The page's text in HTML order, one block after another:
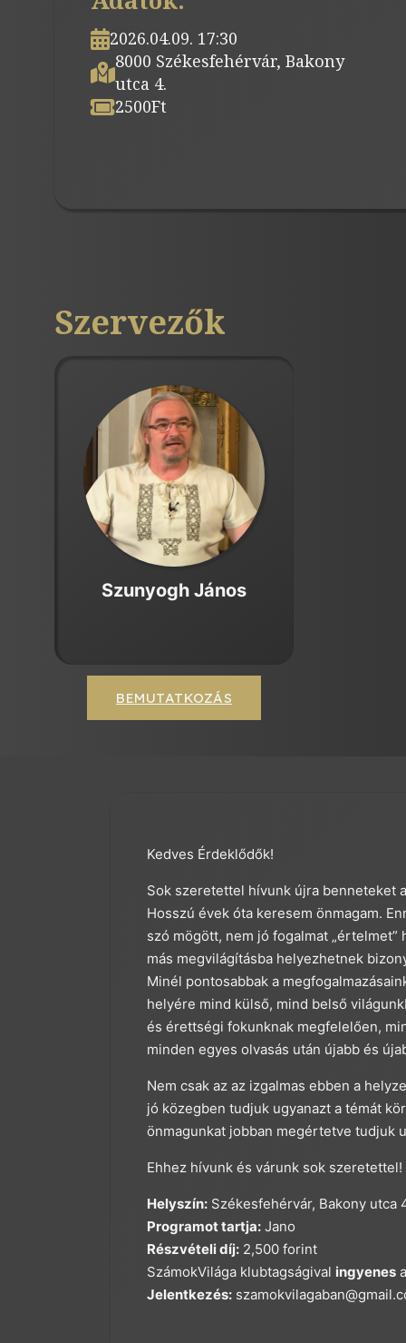
2026.04.09. 17:30
8000 Székesfehérvár, Bakony
utca 4.
2500Ft
Szervezők
Szunyogh János
BEMUTATKOZÁS
Kedves Érdeklődők!
Sok szeretettel hívunk újra benneteket
Hosszú évek óta keresem önmagam.
szó mögött, nem jó fogalmat
más megvilágításba helyezhetnek
Minél pontosabbak a
helyére mind külső, mind belső
és érettségi fokunknak megfelelően,
minden egyes olvasás után újabb és
Nem csak az az izgalmas ebben a
jó közegben tudjuk ugyanazt a témát
önmagunkat jobban megértetve tudjuk
Ehhez hívunk és várunk sok szeretettel!
Helyszín: Székesfehérvár, Bakony utca
Programot tartja: Jano
Részvételi díj: 2,500 forint
SzámokVilága klubtagságival ingyenes
Jelentkezés: